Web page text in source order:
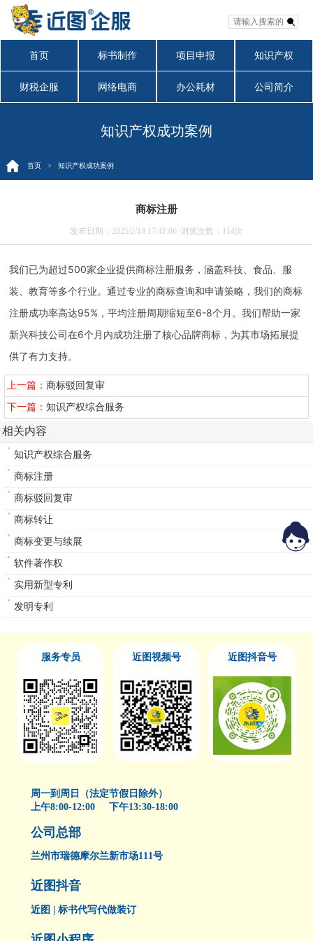
首页 标书制作 项目申报 知识产权
财税企服 网络电商 办公耗材 公司简介
知识产权成功案例
首页> 知识产权成功案例
商标注册
发布日期：2025/2/14 17:41:06 浏览次数： 114次
我们已为超过500家企业提供商标注册服务，涵盖科技、食品、服
装、教育等多个行业。通过专业的商标查询和申请策略，我们的商标
注册成功率高达95%，平均注册周期缩短至6-8个月。我们帮助一家
新兴科技公司在6个月内成功注册了核心品牌商标，为其市场拓展提
供了有力支持。
上一篇：商标驳回复审
下一篇：知识产权综合服务
相关内容
知识产权综合服务
商标注册
商标驳回复审
商标转让
商标变更与续展
软件著作权
实用新型专利
发明专利
服务专员 近图视频号 近图抖音号
周一到周日（法定节假日除外）
上午8:00-12:00 下午13:30-18:00
公司总部
兰州市瑞德摩尔兰新市场111号
近图抖音
近图 | 标书代写代做装订